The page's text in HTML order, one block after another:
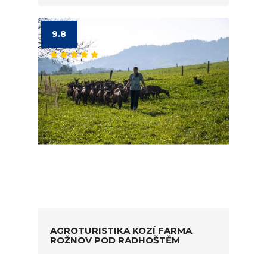
9.8
AGROTURISTIKA KOZÍ FARMA
ROŽNOV POD RADHOŠTĚM